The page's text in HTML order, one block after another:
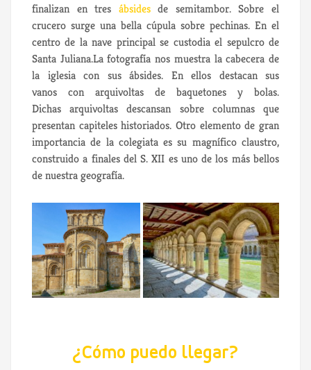
finalizan en tres ábsidesde semitambor. Sobre el
crucero surge una bella cúpula sobre pechinas. En el
centro de la nave principal se custodia el sepulcro de
Santa Juliana.La fotografía nos muestra la cabecera de
la iglesia con sus ábsides. En ellos destacan sus
vanos con arquivoltas de baquetones y bolas.
Dichas arquivoltas descansan sobre columnas que
presentan capiteles historiados. Otro elemento de gran
importancia de la colegiata es su magnífico claustro,
construido a finales del S. XII es uno de los más bellos
de nuestra geografía.
¿Cómo puedo llegar?